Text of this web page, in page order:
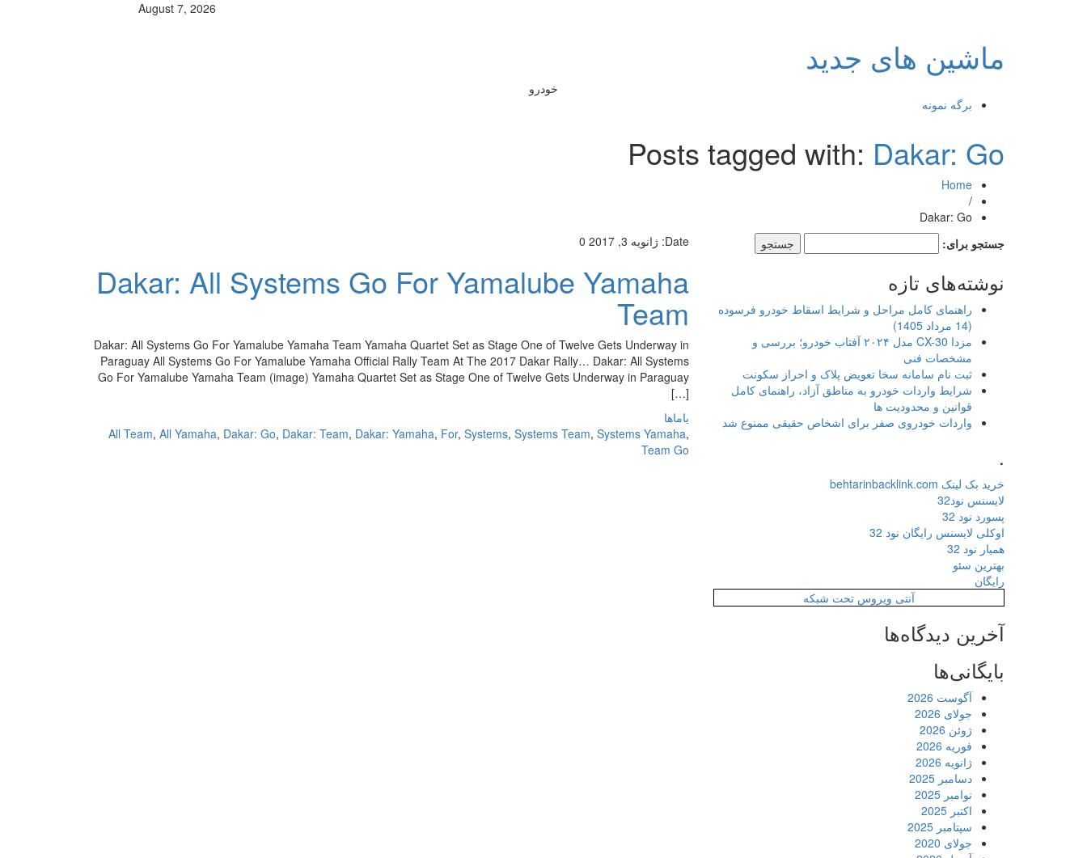
August 7, 2026
ماشین های جدید
خودرو
برگه نمونه
Posts tagged with: Dakar: Go
Home
/
Dakar: Go
Date: ژانویه 3, 2017 0
Dakar: All Systems Go For Yamalube Yamaha
Team
Dakar: All Systems Go For Yamalube Yamaha Team Yamaha Quartet Set as Stage One of Twelve Gets Underway in
Paraguay All Systems Go For Yamalube Yamaha Official Rally Team At The 2017 Dakar Rally… Dakar: All Systems
Go For Yamalube Yamaha Team (image) Yamaha Quartet Set as Stage One of Twelve Gets Underway in Paraguay
[…]
یاماها
All Team, All Yamaha, Dakar: Go, Dakar: Team, Dakar: Yamaha, For, Systems, Systems Team, Systems Yamaha,
Team Go
جستجو برای:
نوشته‌های تازه
راهنمای کامل مراحل و شرایط اسقاط خودرو فرسوده
(14 مرداد 1405)
مزدا CX-30 مدل ۲۰۲۴ آفتاب خودرو؛ بررسی و
مشخصات فنی
ثبت نام سامانه سخا تعویض پلاک و احراز سکونت
شرایط واردات خودرو به مناطق آزاد، راهنمای کامل
قوانین و محدودیت ها
واردات خودروی صفر برای اشخاص حقیقی ممنوع شد
.
خرید بک لینک behtarinbacklink.com
لایسنس نود32
پسورد نود 32
اوکلی لایسنس رایگان نود 32
همیار نود 32
بهترین سئو
رایگان
آنتی ویروس تحت شبکه
آخرین دیدگاه‌ها
بایگانی‌ها
آگوست 2026
جولای 2026
ژوئن 2026
فوریه 2026
ژانویه 2026
دسامبر 2025
نوامبر 2025
اکتبر 2025
سپتامبر 2025
جولای 2020